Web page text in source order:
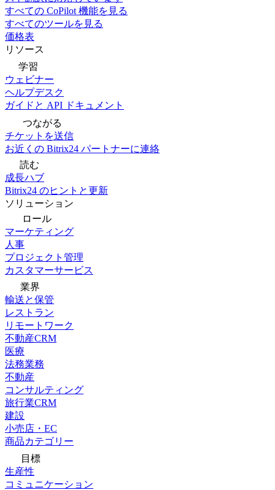
すべての CoPilot 機能を見る
すべてのツールを見る
価格表
リソース
学習
ウェビナー
ヘルプデスク
ガイドと API ドキュメント
つながる
チケットを送信
お近くの Bitrix24 パートナーに連絡
読む
成長ハブ
Bitrix24 のヒントと更新
ソリューション
ロール
マーケティング
人事
プロジェクト管理
カスタマーサービス
業界
輸送と保管
レストラン
リモートワーク
不動産CRM
医療
法務業務
不動産
コンサルティング
旅行業CRM
建設
小売店・EC
商品カテゴリー
目標
生産性
コミュニケーション